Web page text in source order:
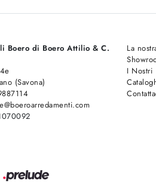
Boero di Boero Attilio & C.
(Savona)
La
I Nostri